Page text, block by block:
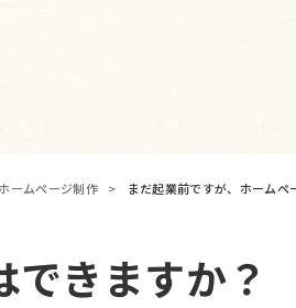
ホームページ制作 > まだ起業前ですが、ホームペ
きますか？